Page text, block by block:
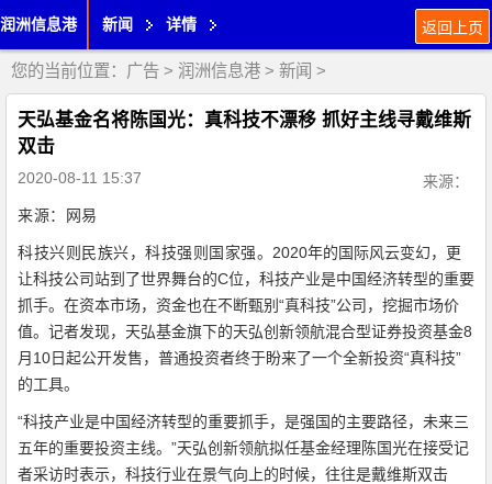
润洲信息港 新闻 详情 返回上页
您的当前位置： 广告 > 润洲信息港 > 新闻 >
天弘基金名将陈国光：真科技不漂移 抓好主线寻戴维斯
双击
2020-08-11 15:37
来源：
来源：网易
科技兴则民族兴，科技强则国家强。 2020年的国际风云变幻，更
让科技公司站到了世界舞台的C位，科技产业是中国经济转型的重要
抓手。在资本市场，资金也在不断甄别“真科技”公司，挖掘市场价
值。记者发现，天弘基金旗下的天弘创新领航混合型证券投资基金8
月10日起公开发售，普通投资者终于盼来了一个全新投资“真科技”
的工具。
“科技产业是中国经济转型的重要抓手，是强国的主要路径，未来三
五年的重要投资主线。”天弘创新领航拟任基金经理陈国光在接受记
者采访时表示，科技行业在景气向上的时候，往往是戴维斯双击